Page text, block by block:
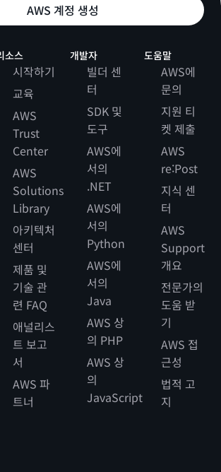
AWS 계정 생성
소스
시작하기
교육
AWS
Trust
Center
AWS
Solutions
Library
아키텍처
센터
제품 및
기술 관
련 FAQ
애널리스
트 보고
서
AWS 파
트너
개발자
빌더 센
터
SDK 및
도구
AWS에
서의
.NET
AWS에
서의
Python
AWS에
서의
Java
AWS 상
의 PHP
AWS 상
의
JavaScript
도움말
AWS에
문의
지원 티
켓 제출
AWS
re:Post
지식 센
터
AWS
Support
개요
전문가의
도움 받
기
AWS 접
근성
법적 고
지